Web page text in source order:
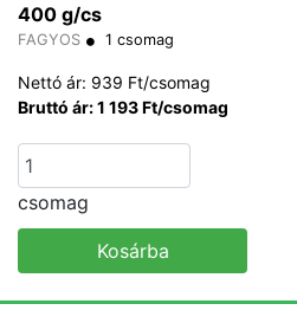
400 g/cs
FAGYOS 1 csomag
Nettó ár: 939 Ft/csomag
Bruttó ár: 1 193 Ft/csomag
csomag
Kosárba